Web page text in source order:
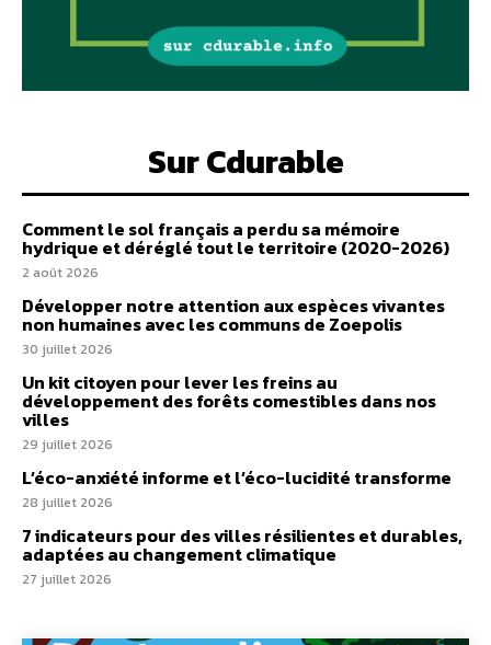
Sur Cdurable
Comment le sol français a perdu sa mémoire
hydrique et déréglé tout le territoire (2020-2026)
2 août 2026
Développer notre attention aux espèces vivantes
non humaines avec les communs de Zoepolis
30 juillet 2026
Un kit citoyen pour lever les freins au
développement des forêts comestibles dans nos
villes
29 juillet 2026
L’éco-anxiété informe et l’éco-lucidité transforme
28 juillet 2026
7 indicateurs pour des villes résilientes et durables,
adaptées au changement climatique
27 juillet 2026